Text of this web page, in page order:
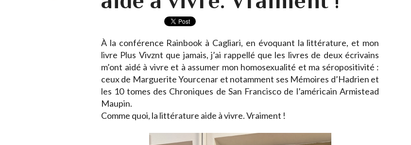
À la conférence Rainbook à Cagliari, en évoquant la littérature, et mon
livre Plus Vivznt que jamais, j’ai rappellé que les livres de deux écrivains
m’ont aidé à vivre et à assumer mon homosexualité et ma séropositivité :
ceux de Marguerite Yourcenar et notamment ses Mémoires d’Hadrien et
les 10 tomes des Chroniques de San Francisco de l’américain Armistead
Maupin.
Comme quoi, la littérature aide à vivre. Vraiment !